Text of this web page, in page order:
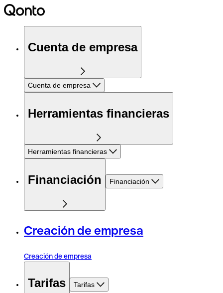
Cuenta de empresa
Cuenta de empresa
Herramientas financieras
Herramientas financieras
Financiación Financiación
Creación de empresa
Creación de empresa
Tarifas Tarifas